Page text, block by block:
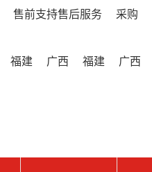
售前支持售后服务 采购
福建 广西 福建 广西